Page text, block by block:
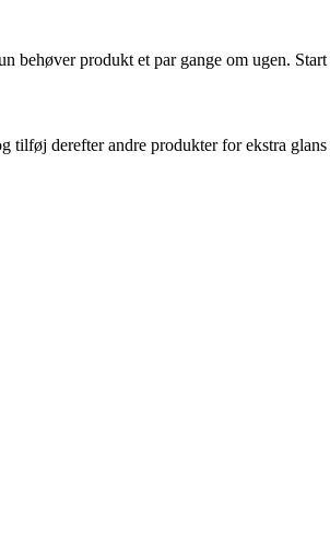
produkt et par gange om ugen.
derefter andre produkter for ekstra